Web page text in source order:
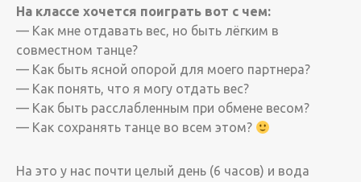
На классе хочется поиграть вот с чем:
— Как мне отдавать вес, но быть лёгким в
совместном танце?
— Как быть ясной опорой для моего партнера?
— Как понять, что я могу отдать вес?
— Как быть расслабленным при обмене весом?
— Как сохранять танце во всем этом?
На это у нас почти целый день (6 часов) и вода